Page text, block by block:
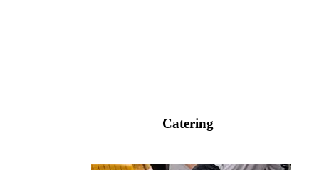
Catering